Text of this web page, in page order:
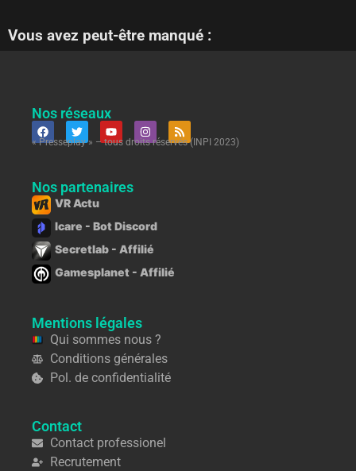
Vous avez peut-être manqué :
Nos réseaux
« Presseplay » – tous droits réservés (INPI 2023)
Nos partenaires
VR Actu
Icare - Bot Discord
Secretlab - Affilié
Gamesplanet - Affilié
Mentions légales
Qui sommes nous ?
Conditions générales
Pol. de confidentialité
Contact
Contact professionel
Recrutement